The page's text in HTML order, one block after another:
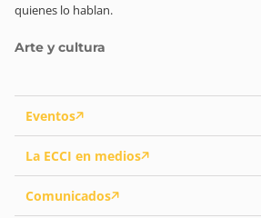
Eventos
La ECCI en medios
Comunicados
quienes lo hablan.
Arte y cultura